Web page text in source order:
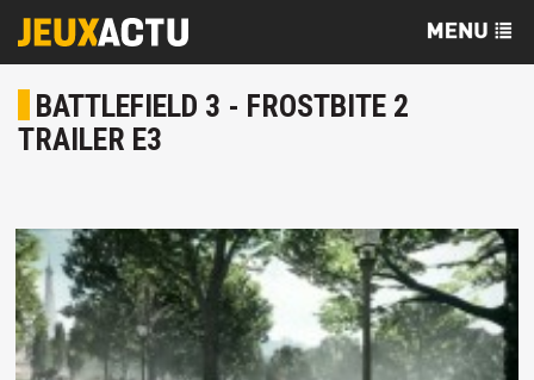
BATTLEFIELD 3 - FROSTBITE 2
TRAILER E3